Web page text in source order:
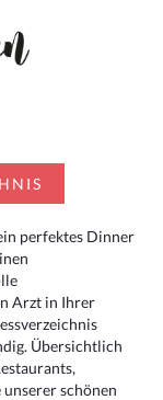
perfektes Dinner
Arzt in Ihrer
Übersichtlich
schönen